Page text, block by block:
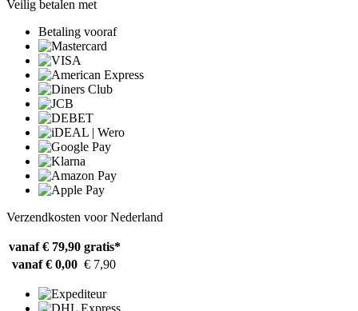
Veilig betalen met
Betaling vooraf
Verzendkosten voor Nederland
vanaf € 79,90 gratis*
vanaf € 0,00 € 7,90